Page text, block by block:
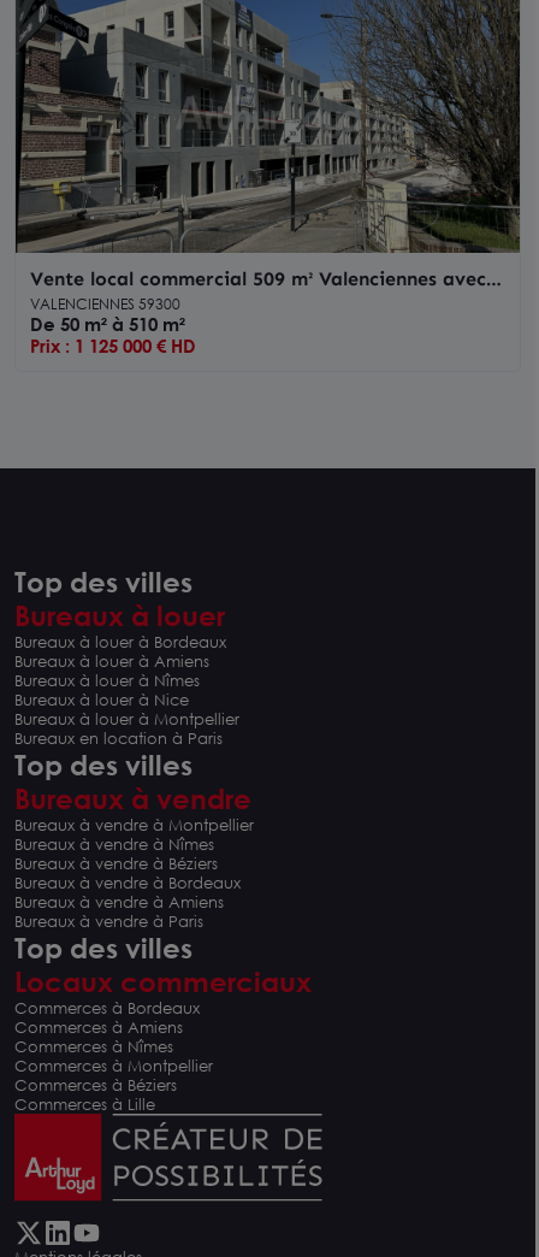
Vente local commercial 509 m² Valenciennes avec
parking privatif et visibilité
VALENCIENNES 59300
De 50 m² à 510 m²
Prix : 1 125 000 € HD
Top des villes
Bureaux à louer
Bureaux à louer à Bordeaux
Bureaux à louer à Amiens
Bureaux à louer à Nîmes
Bureaux à louer à Nice
Bureaux à louer à Montpellier
Bureaux en location à Paris
Top des villes
Bureaux à vendre
Bureaux à vendre à Montpellier
Bureaux à vendre à Nîmes
Bureaux à vendre à Béziers
Bureaux à vendre à Bordeaux
Bureaux à vendre à Amiens
Bureaux à vendre à Paris
Top des villes
Locaux commerciaux
Commerces à Bordeaux
Commerces à Amiens
Commerces à Nîmes
Commerces à Montpellier
Commerces à Béziers
Commerces à Lille